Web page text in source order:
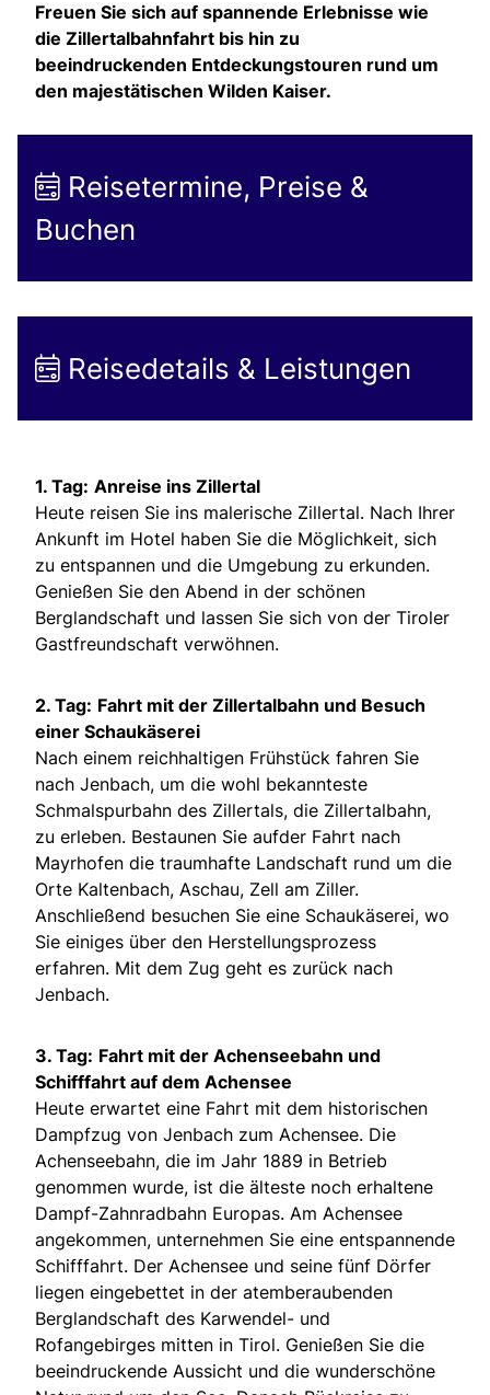
Freuen Sie sich auf spannende Erlebnisse wie
die Zillertalbahnfahrt bis hin zu
beeindruckenden Entdeckungstouren rund um
den majestätischen Wilden Kaiser.
Reisetermine, Preise &
Buchen
Reisedetails & Leistungen
1. Tag: Anreise ins Zillertal
Heute reisen Sie ins malerische Zillertal. Nach Ihrer
Ankunft im Hotel haben Sie die Möglichkeit, sich
zu entspannen und die Umgebung zu erkunden.
Genießen Sie den Abend in der schönen
Berglandschaft und lassen Sie sich von der Tiroler
Gastfreundschaft verwöhnen.
2. Tag: Fahrt mit der Zillertalbahn und Besuch
einer Schaukäserei
Nach einem reichhaltigen Frühstück fahren Sie
nach Jenbach, um die wohl bekannteste
Schmalspurbahn des Zillertals, die Zillertalbahn,
zu erleben. Bestaunen Sie aufder Fahrt nach
Mayrhofen die traumhafte Landschaft rund um die
Orte Kaltenbach, Aschau, Zell am Ziller.
Anschließend besuchen Sie eine Schaukäserei, wo
Sie einiges über den Herstellungsprozess
erfahren. Mit dem Zug geht es zurück nach
Jenbach.
3. Tag: Fahrt mit der Achenseebahn und
Schifffahrt auf dem Achensee
Heute erwartet eine Fahrt mit dem historischen
Dampfzug von Jenbach zum Achensee. Die
Achenseebahn, die im Jahr 1889 in Betrieb
genommen wurde, ist die älteste noch erhaltene
Dampf-Zahnradbahn Europas. Am Achensee
angekommen, unternehmen Sie eine entspannende
Schifffahrt. Der Achensee und seine fünf Dörfer
liegen eingebettet in der atemberaubenden
Berglandschaft des Karwendel- und
Rofangebirges mitten in Tirol. Genießen Sie die
beeindruckende Aussicht und die wunderschöne